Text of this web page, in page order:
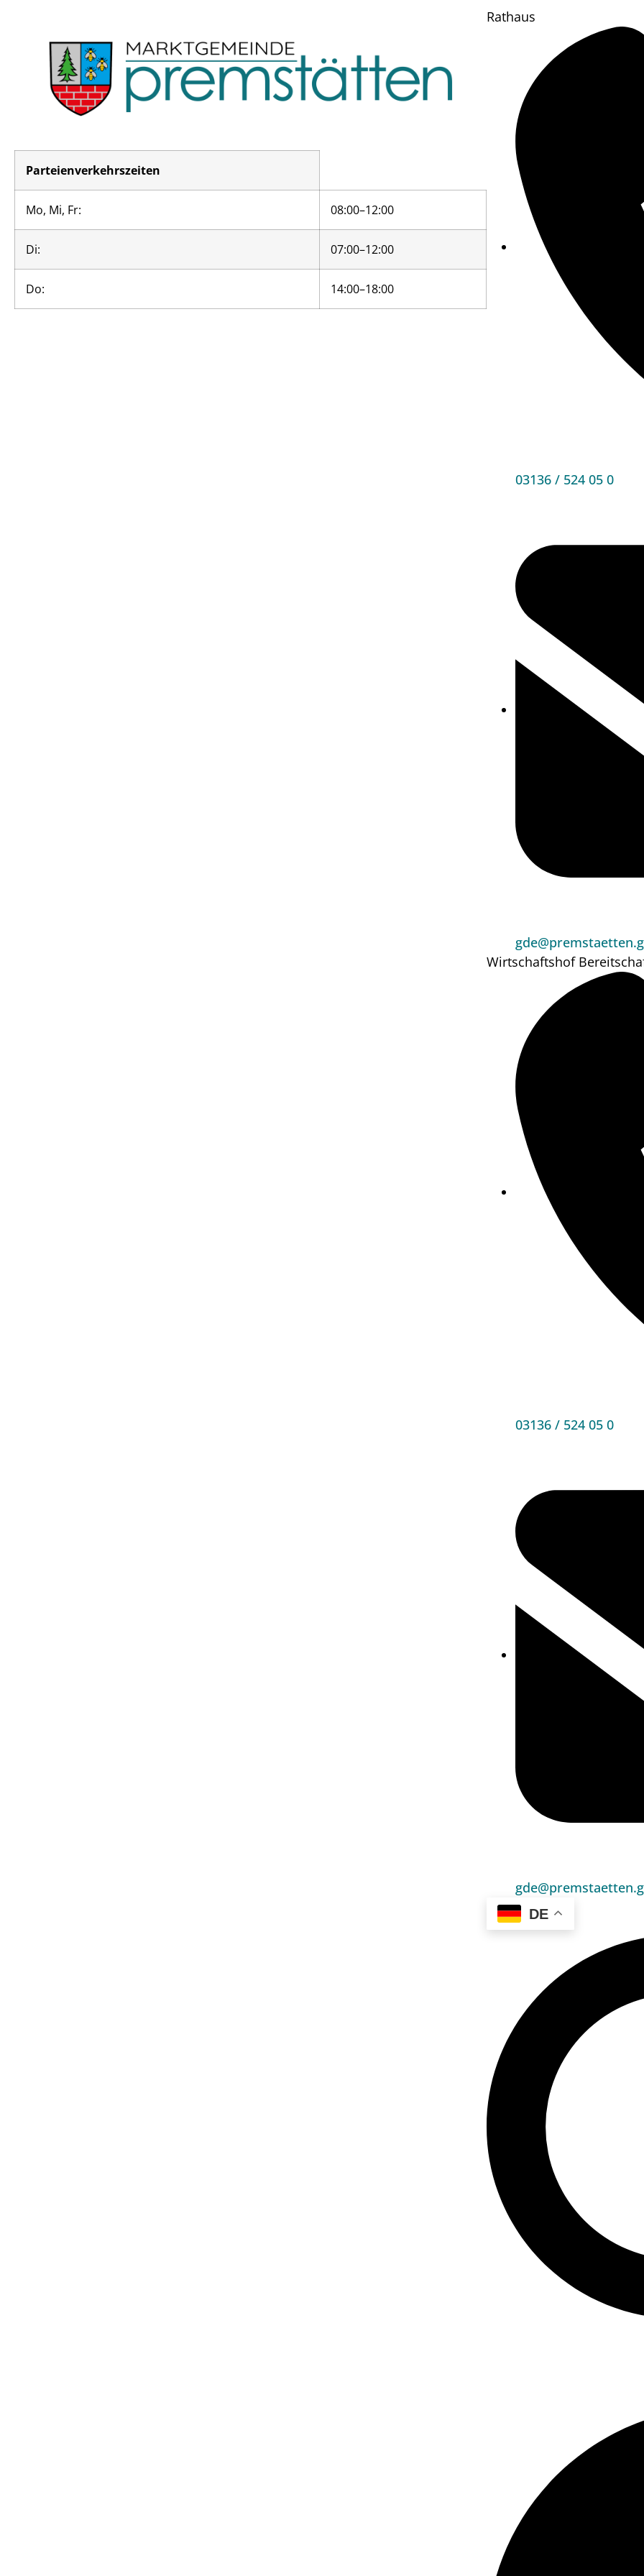
Parteienverkehrszeiten
Mo, Mi, Fr: 08:00–12:00
Di: 07:00–12:00
Do: 14:00–18:00
Rathaus
03136 / 524 05 0
Wirtschaftshof
03136 / 524 05 0
DE